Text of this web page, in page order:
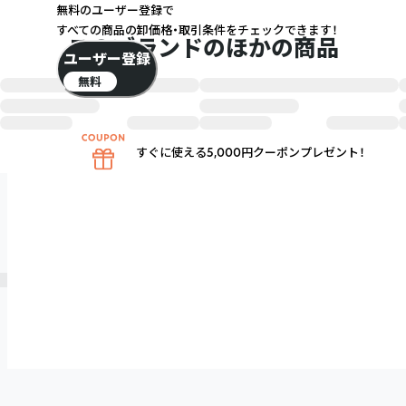
このブランドのほかの商品
無料のユーザー登録で
すべての商品の卸価格・取引条件をチェックできます！
ユーザー登録
無料
すぐに使える5,000円クーポンプレゼント！